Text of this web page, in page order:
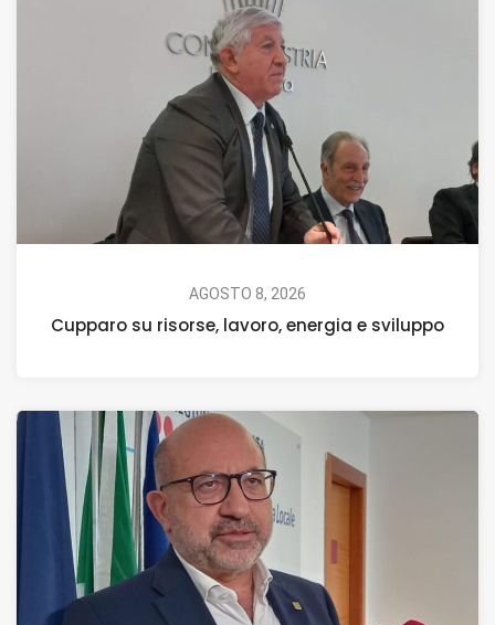
AGOSTO 8, 2026
Cupparo su risorse, lavoro, energia e sviluppo